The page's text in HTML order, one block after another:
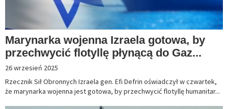
Marynarka wojenna Izraela gotowa, by
przechwycić flotyllę płynącą do Gaz...
26 wrzesień 2025
Rzecznik Sił Obronnych Izraela gen. Efi Defrin oświadczył w czwartek,
że marynarka wojenna jest gotowa, by przechwycić flotyllę humanitar...